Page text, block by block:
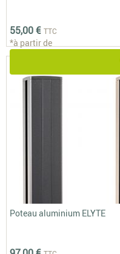
55,00 € TTC
*à partir de
Poteau aluminium ELYTE